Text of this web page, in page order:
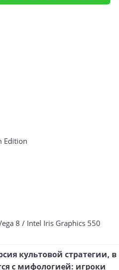
Edition
8 / Intel Iris Graphics 550
культовой стратегии, в
с мифологией: игроки